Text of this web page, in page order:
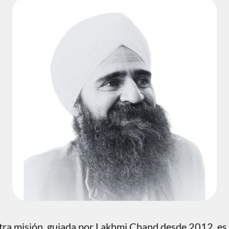
misión, guiada por Lakhmi Chand desde 2012, es